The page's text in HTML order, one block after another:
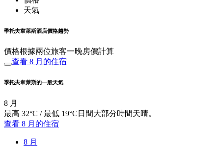
天氣
季托夫韋萊斯酒店價格趨勢
價格根據兩位旅客一晚房價計算
查看 8 月的住宿
季托夫韋萊斯的一般天氣
8 月
最高 32°C / 最低 19°C日間大部分時間天晴。
查看 8 月的住宿
8 月